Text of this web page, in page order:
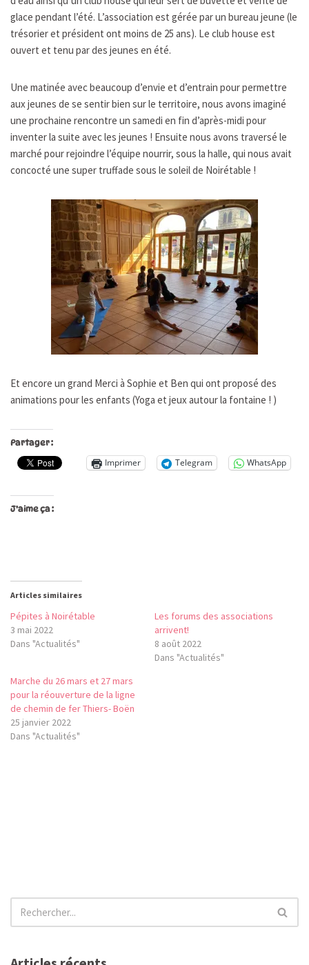
glace pendant l’été. L’association est gérée par un bureau jeune (le
trésorier et président ont moins de 25 ans). Le club house est
ouvert et tenu par des jeunes en été.
Une matinée avec beaucoup d’envie et d’entrain pour permettre
aux jeunes de se sentir bien sur le territoire, nous avons imaginé
une prochaine rencontre un samedi en fin d’après-midi pour
inventer la suite avec les jeunes ! Ensuite nous avons traversé le
marché pour rejoindre l’équipe nourrir, sous la halle, qui nous avait
concocté une super truffade sous le soleil de Noirétable !
Et encore un grand Merci à Sophie et Ben qui ont proposé des
animations pour les enfants (Yoga et jeux autour la fontaine ! )
Partager :
Imprimer Telegram WhatsApp
J’aime ça :
Articles similaires
Pépites à Noirétable
3 mai 2022
Dans "Actualités"
Les forums des associations
arrivent!
8 août 2022
Dans "Actualités"
Marche du 26 mars et 27 mars
pour la réouverture de la ligne
de chemin de fer Thiers- Boën
25 janvier 2022
Dans "Actualités"